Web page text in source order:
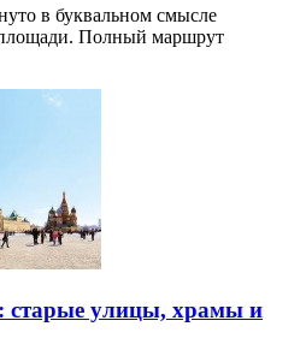
в буквальном смысле
Полный маршрут
старые улицы, храмы и